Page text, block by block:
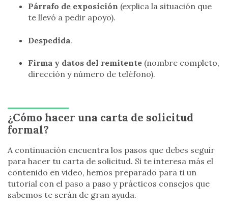
Párrafo de exposición (explica la situación que
te llevó a pedir apoyo).
Despedida.
Firma y datos del remitente (nombre completo,
dirección y número de teléfono).
¿Cómo hacer una carta de solicitud
formal?
A continuación encuentra los pasos que debes seguir
para hacer tu carta de solicitud. Si te interesa más el
contenido en video, hemos preparado para ti un
tutorial con el paso a paso y prácticos consejos que
sabemos te serán de gran ayuda.